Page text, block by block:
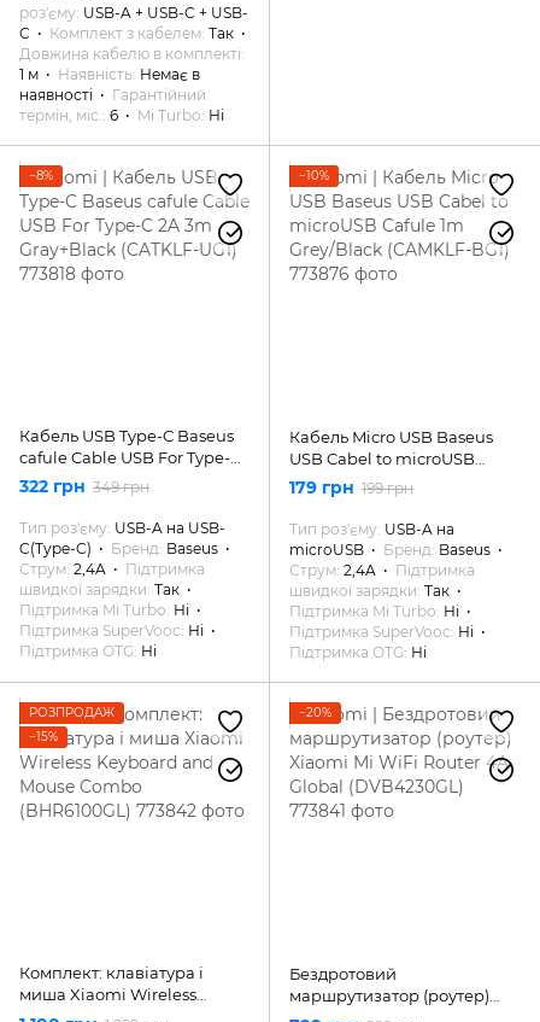
роз'єму USB-A + USB-C + USB-
C
Комплект з кабелем Так
Довжина кабелю в комплекті
1 м
Наявність Немає в
наявності
Гарантійний
термін, міс. 6 Mi Turbo Ні
−8%
Кабель USB Type-C Baseus
cafule Cable USB For Type-C
2A 3m Gray+Black (CATKLF-
322 грн 349 грн
Тип роз'єму USB-A на USB-
C(Type-C)
Бренд Baseus
Струм 2,4A
Підтримка
швидкої зарядки Так
Підтримка Mi Turbo Ні
Підтримка SuperVooc Ні
Підтримка OTG Ні
−10%
Кабель Micro USB Baseus
USB Cabel to microUSB
Cafule 1m Grey/Black
(CAMKLF-BG1)
179 грн 199 грн
Тип роз'єму USB-A на
microUSB
Бренд Baseus
Струм 2,4A
Підтримка
швидкої зарядки Так
Підтримка Mi Turbo Ні
Підтримка SuperVooc Ні
Підтримка OTG Ні
РОЗПРОДАЖ
−15%
Комплект: клавіатура і
миша Xiaomi Wireless
Keyboard and Mouse Combo
−20%
Бездротовий
маршрутизатор (роутер)
Xiaomi Mi WiFi Router 4A